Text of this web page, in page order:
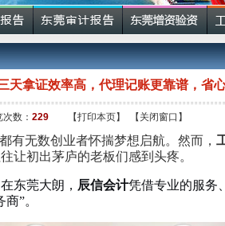
天拿证效率高，代理记账更靠谱，省
数： 229 【打印本页】 【关闭窗口】
无数创业者怀揣梦想启航。然而，
让初出茅庐的老板们感到头疼。
东莞大朗， 辰信会计凭借专业的服务
”。